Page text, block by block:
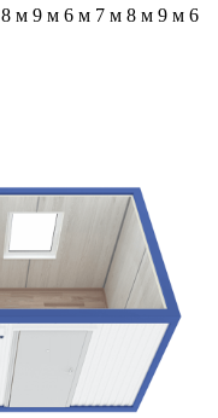
8 м 9 м 6 м 7 м 8 м 9 м 6